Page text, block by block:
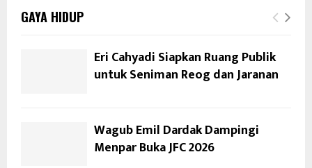
GAYA HIDUP
Eri Cahyadi Siapkan Ruang Publik
untuk Seniman Reog dan Jaranan
Wagub Emil Dardak Dampingi
Menpar Buka JFC 2026